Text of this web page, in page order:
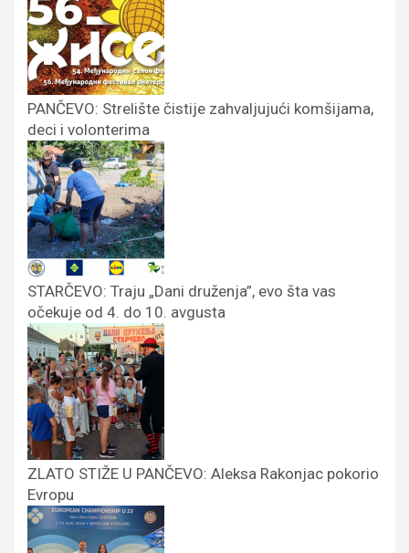
PANČEVO: Strelište čistije zahvaljujući komšijama,
deci i volonterima
STARČEVO: Traju „Dani druženja”, evo šta vas
očekuje od 4. do 10. avgusta
ZLATO STIŽE U PANČEVO: Aleksa Rakonjac pokorio
Evropu